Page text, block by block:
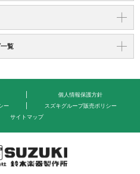
覧
個人情報保護方針
ー
スズキグループ販売ポリシー
サイトマップ